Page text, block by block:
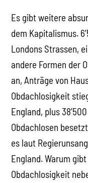
Es gibt weitere
dem Kapitalismus.
Londons Strassen,
andere Formen der
an, Anträge von
Obdachlosigkeit
England, plus
Obdachlosen
es laut
England. Warum
Obdachlosigkeit